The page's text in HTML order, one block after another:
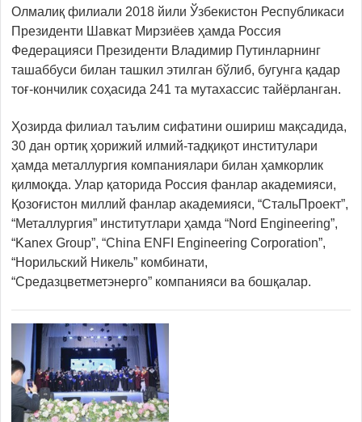
Олмалиқ филиали 2018 йили Ўзбекистон Республикаси
Президенти Шавкат Мирзиёев ҳамда Россия
Федерацияси Президенти Владимир Путинларнинг
ташаббуси билан ташкил этилган бўлиб, бугунга қадар
тоғ-кончилик соҳасида 241 та мутахассис тайёрланган.
Ҳозирда филиал таълим сифатини ошириш мақсадида,
30 дан ортиқ ҳорижий илмий-тадқиқот институлари
ҳамда металлургия компаниялари билан ҳамкорлик
қилмоқда. Улар қаторида Россия фанлар академияси,
Қозоғистон миллий фанлар академияси, “СтальПроект”,
“Металлургия” институтлари ҳамда “Nord Engineering”,
“Kanex Group”, “China ENFI Engineering Corporation”,
“Норильский Никель” комбинати,
“Средазцветметэнерго” компанияси ва бошқалар.